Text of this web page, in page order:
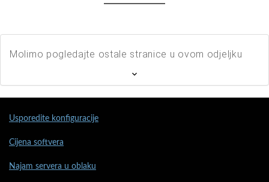
Molimo pogledajte ostale stranice u ovom odjeljku
Usporedite konfiguracije
Cijena softvera
Najam servera u oblaku